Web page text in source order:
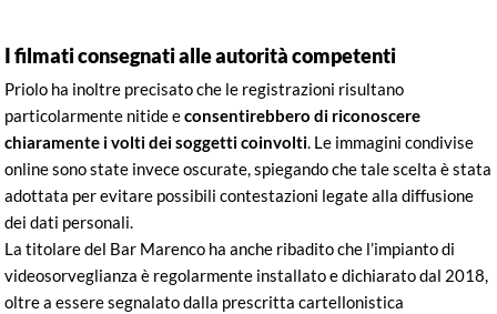
I filmati consegnati alle autorità competenti
Priolo ha inoltre precisato che le registrazioni risultano
particolarmente nitide econsentirebbero di riconoscere
chiaramente i volti dei soggetti coinvolti. Le immagini condivise
online sono state invece oscurate, spiegando che tale scelta è stata
adottata per evitare possibili contestazioni legate alla diffusione
dei dati personali.
La titolare del Bar Marenco ha anche ribadito che l’impianto di
videosorveglianza è regolarmente installato e dichiarato dal 2018,
oltre a essere segnalato dalla prescritta cartellonistica